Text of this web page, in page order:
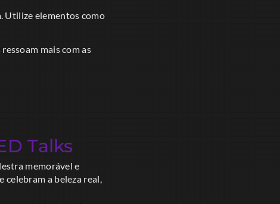
Utilize elementos como
mais com as
Talks
memorável e
a beleza real,